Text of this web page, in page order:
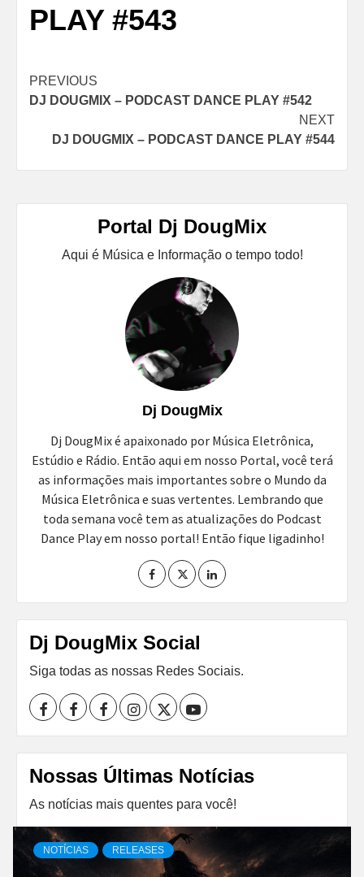
PLAY #543
Post
navigation
PREVIOUS
DJ DOUGMIX – PODCAST DANCE PLAY #542
NEXT
DJ DOUGMIX – PODCAST DANCE PLAY #544
Portal Dj DougMix
Aqui é Música e Informação o tempo todo!
Dj DougMix
Dj DougMix é apaixonado por Música Eletrônica,
Estúdio e Rádio. Então aqui em nosso Portal, você terá
as informações mais importantes sobre o Mundo da
Música Eletrônica e suas vertentes. Lembrando que
toda semana você tem as atualizações do Podcast
Dance Play em nosso portal! Então fique ligadinho!
Dj DougMix Social
Siga todas as nossas Redes Sociais.
Facebook
Perfil
I
Perfil
II
Instagram
TwitterYoutube
Nossas Últimas Notícias
As notícias mais quentes para você!
NOTÍCIAS RELEASES